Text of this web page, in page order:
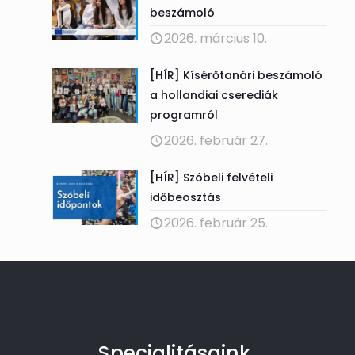
beszámoló
2026. március 10.
[HÍR] Kísérőtanári beszámoló
a hollandiai cserediák
programról
2026. február 27.
[HÍR] Szóbeli felvételi
időbeosztás
2026. február 25.